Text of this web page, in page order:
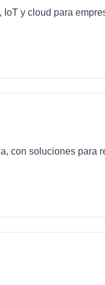
y cloud para
con soluciones para